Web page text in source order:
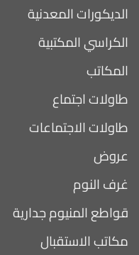
الديكورات المعدنية
الكراسي المكتبية
المكاتب
طاولات اجتماع
طاولات الاجتماعات
عروض
غرف النوم
قواطع المنيوم جدارية
مكاتب الاستقبال